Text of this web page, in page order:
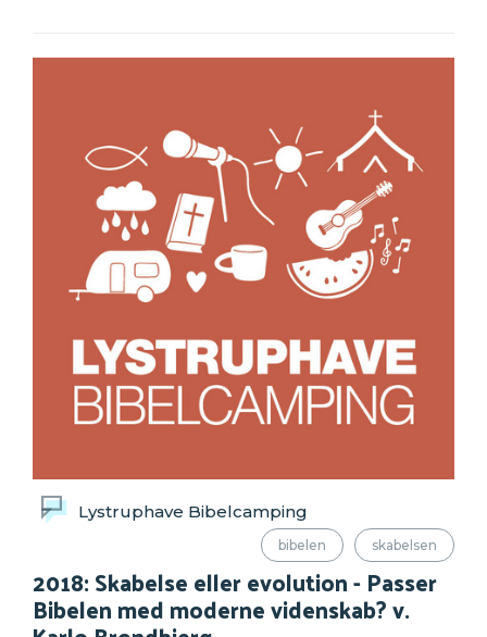
Lystruphave Bibelcamping
bibelen skabelsen
2018: Skabelse eller evolution - Passer
Bibelen med moderne videnskab? v.